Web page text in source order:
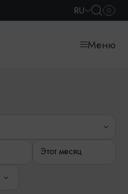
RU
Меню
Этот месяц